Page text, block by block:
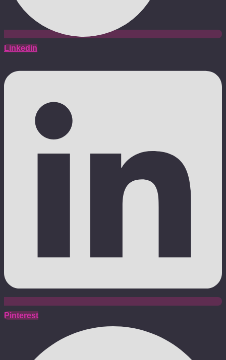
Linkedin
Pinterest